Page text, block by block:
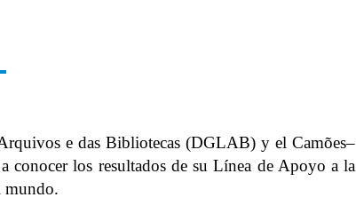
e das Bibliotecas (DGLAB) y el Camões–
conocer los resultados de su Línea de Apoyo a la
mundo.